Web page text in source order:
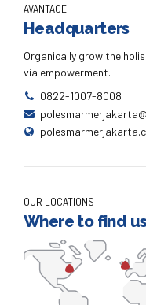
AVANTAGE
Headquarters
Organically grow the
via empowerment.
0822-1007-8008
OUR LOCATIONS
Where to find